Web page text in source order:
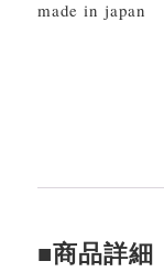
made in japan
■商品詳細